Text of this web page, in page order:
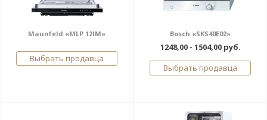
Maunfeld «MLP 12IM»
Выбрать продавца
Bosch «SKS40E02»
1248,00 - 1504,00 руб.
Выбрать продавца